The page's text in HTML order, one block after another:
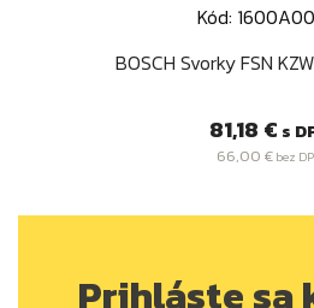
Kód:
BOSCH Svorky FSN
Cena
81,18 € s
66,00 € bez
Prihláste sa